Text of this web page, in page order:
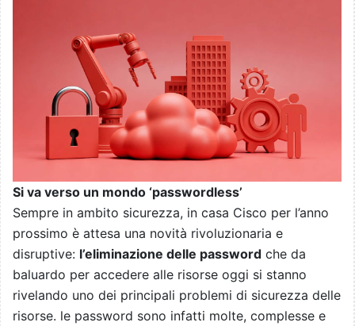
Si va verso un mondo ‘passwordless’
Sempre in ambito sicurezza, in casa Cisco per l’anno
prossimo è attesa una novità rivoluzionaria e
disruptive: l’eliminazione delle password che da
baluardo per accedere alle risorse oggi si stanno
rivelando uno dei principali problemi di sicurezza delle
risorse. le password sono infatti molte, complesse e